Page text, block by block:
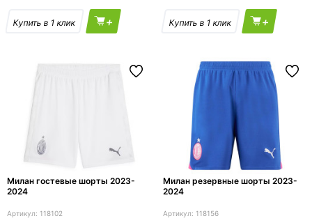
+ +
Милан гостевые шорты 2023-
2024
118102
Милан резервные шорты 2023-
2024
118156